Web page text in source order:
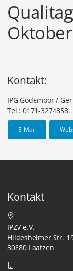
Kontakt:
IPG Godemoor /
Tel.: 0171-3274858
E-Mail
Kontakt
IPZV e.V.
Hildesheimer Str.
30880 Laatzen